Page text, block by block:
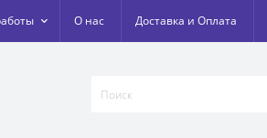
О нас Доставка и Оплата